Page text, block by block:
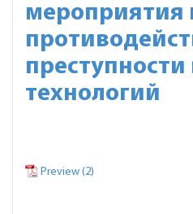
мероприятия
технологий
Preview (2)